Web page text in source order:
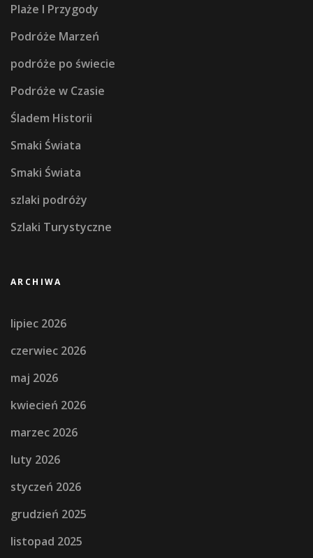
Plaże I Przygody
Podróże Marzeń
podróże po świecie
Podróże w Czasie
Śladem Historii
Smaki Świata
Smaki Świata
szlaki podróży
Szlaki Turystyczne
ARCHIWA
lipiec 2026
czerwiec 2026
maj 2026
kwiecień 2026
marzec 2026
luty 2026
styczeń 2026
grudzień 2025
listopad 2025